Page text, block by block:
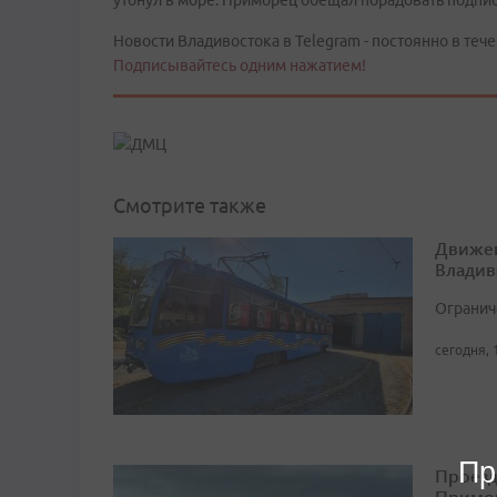
Новости Владивостока в Telegram - постоянно в
Подписывайтесь одним нажатием!
Смотрите также
сегодня,